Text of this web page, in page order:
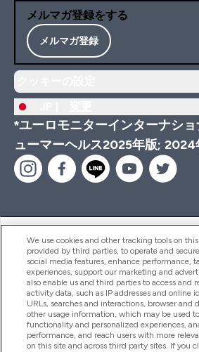
メルマガ登録をする
メルマガ登録
*ユーロモニターインターナシ
ューマーヘルス2025年版; 2024
ヘルプ＆ガイド
商品について
会社概要
We use cookies and other tracking tools on
provided by third parties, to operate and
social media features, enhance performance,
experiences, support our marketing and
also enable us and third parties to access and
activity data, such as IP addresses and online
URLs, searches and interactions, browser and
other usage information, which may be used
functionality and personalized experiences,
performance, and reach users with more
on this site and across third party sites. If you